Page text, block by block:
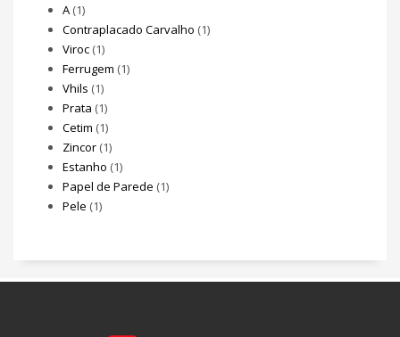
A (1)
Contraplacado Carvalho (1)
Viroc (1)
Ferrugem (1)
Vhils (1)
Prata (1)
Cetim (1)
Zincor (1)
Estanho (1)
Papel de Parede (1)
Pele (1)